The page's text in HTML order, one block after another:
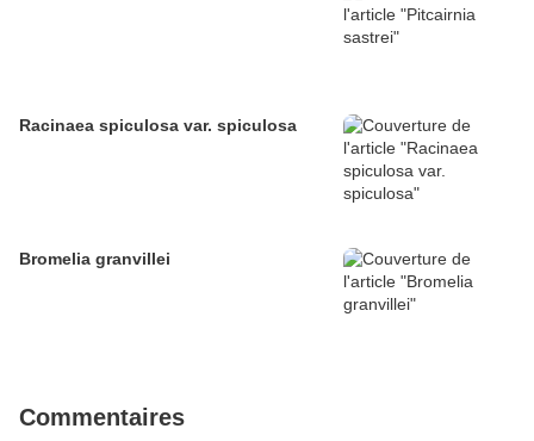
Racinaea spiculosa var. spiculosa
Bromelia granvillei
Commentaires